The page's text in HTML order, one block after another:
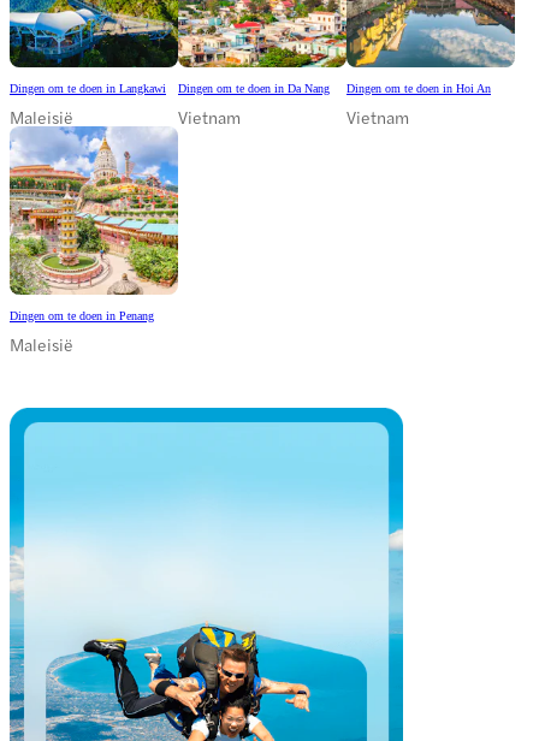
Dingen om te doen in Langkawi
Maleisië
Dingen om te doen in Da Nang
Vietnam
Dingen om te doen in Hoi An
Vietnam
Dingen om te doen in Penang
Maleisië